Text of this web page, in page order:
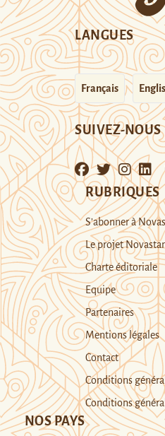
LANGUES
Français
SUIVEZ-NOUS
RUBRIQUES
S’abonner à
Le projet
Charte éditoriale
Equipe
Partenaires
Mentions légales
Contact
Conditions
Conditions
NOS PAYS